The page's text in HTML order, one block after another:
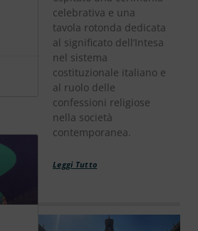
celebrativa e una
tavola rotonda dedicata
al significato dell’Intesa
nel sistema
costituzionale italiano e
al ruolo delle
confessioni religiose
nella società
contemporanea.
Leggi Tutto